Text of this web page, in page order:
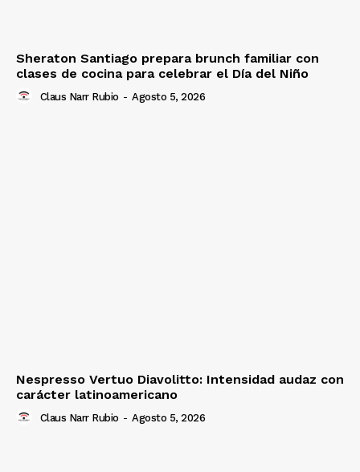
Sheraton Santiago prepara brunch familiar con
clases de cocina para celebrar el Día del Niño
Claus Narr Rubio - Agosto 5, 2026
Nespresso Vertuo Diavolitto: Intensidad audaz con
carácter latinoamericano
Claus Narr Rubio - Agosto 5, 2026